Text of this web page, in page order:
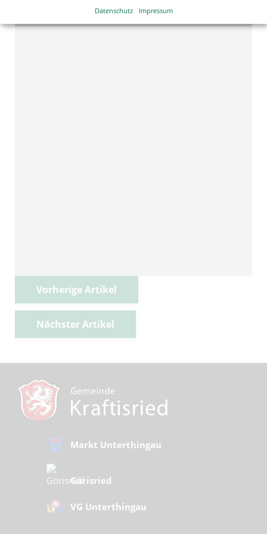
Vorherige Artikel
Nächster Artikel
Markt Unterthingau
Görisried
VG Unterthingau
Datenschutz Impressum